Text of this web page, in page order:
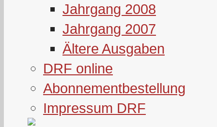
Jahrgang 2008
Jahrgang 2007
Ältere Ausgaben
DRF online
Abonnementbestellung
Impressum DRF